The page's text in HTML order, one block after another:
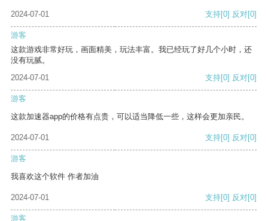
2024-07-01 支持[0] 反对[0]
游客
这款游戏非常好玩，画面精美，玩法丰富。我已经玩了好几个小时，还
没有玩腻。
2024-07-01
支持[0] 反对[0]
游客
这款加速器app的价格有点贵，可以适当降低一些，这样会更加亲民。
2024-07-01 支持[0] 反对[0]
游客
我喜欢这个软件 作者加油
2024-07-01 支持[0] 反对[0]
游客